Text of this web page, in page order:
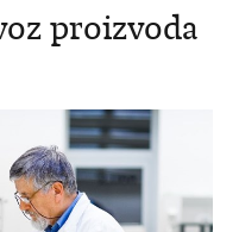
proizvoda